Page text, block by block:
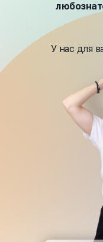
У нас для